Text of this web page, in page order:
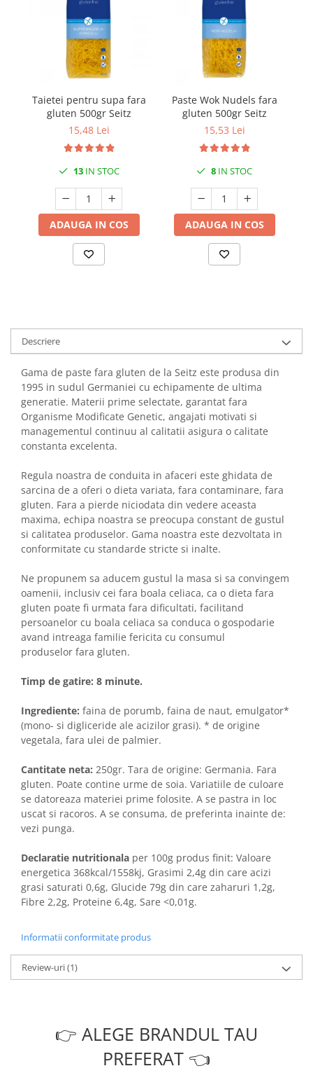
Taietei pentru supa fara
gluten 500gr Seitz
15,48 Lei
13IN STOC
ADAUGA IN COS
Paste Wok Nudels fara
gluten 500gr Seitz
15,53 Lei
8 IN STOC
ADAUGA IN COS
Descriere
Gama de paste fara gluten de la Seitz este produsa din
1995 in sudul Germaniei cu echipamente de ultima
generatie. Materii prime selectate, garantat fara
Organisme Modificate Genetic, angajati motivati si
managementul continuu al calitatii asigura o calitate
constanta excelenta.
Regula noastra de conduita in afaceri este ghidata de
sarcina de a oferi o dieta variata, fara contaminare, fara
gluten. Fara a pierde niciodata din vedere aceasta
maxima, echipa noastra se preocupa constant de gustul
si calitatea produselor. Gama noastra este dezvoltata in
conformitate cu standarde stricte si inalte.
Ne propunem sa aducem gustul la masa si sa convingem
oamenii, inclusiv cei fara boala celiaca, ca o dieta fara
gluten poate fi urmata fara dificultati, facilitand
persoanelor cu boala celiaca sa conduca o gospodarie
avand intreaga familie fericita cu consumul
produselor fara gluten.
Timp de gatire: 8 minute.
Ingrediente: faina de porumb, faina de naut, emulgator*
(mono- si digliceride ale acizilor grasi). * de origine
vegetala, fara ulei de palmier.
Cantitate neta: 250gr. Tara de origine: Germania. Fara
gluten. Poate contine urme de soia. Variatiile de culoare
se datoreaza materiei prime folosite. A se pastra in loc
uscat si racoros. A se consuma, de preferinta inainte de:
vezi punga.
Declaratie nutritionala per 100g produs finit: Valoare
energetica 368kcal/1558kj, Grasimi 2,4g din care acizi
grasi saturati 0,6g, Glucide 79g din care zaharuri 1,2g,
Fibre 2,2g, Proteine 6,4g, Sare <0,01g.
Informatii conformitate produs
Review-uri(1)
👉 ALEGE BRANDUL TAU
PREFERAT 👈